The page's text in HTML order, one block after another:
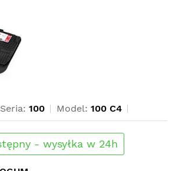
Seria: 100 Model: 100 C4
- wysyłka w 24h